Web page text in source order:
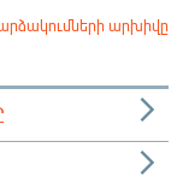
արխիվը